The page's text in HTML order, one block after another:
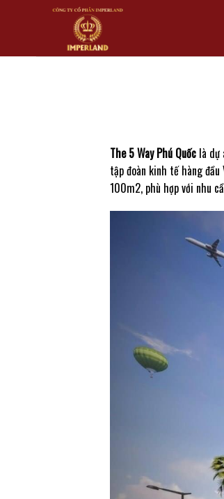
The 5 Way Phú Quốclà dự
tập đoàn kinh tế hàng
100m2, phù hợp với nhu